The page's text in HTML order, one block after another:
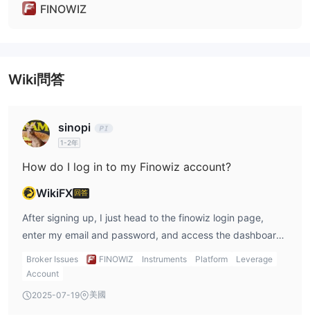
帳戶類型
和缺點。在這個比較中，我們將檢視FINOWIZ提供的微型帳戶、標
準帳戶和ECN帳戶。
ECN帳戶則為$2,500。如果您是初學者，可以考慮選擇最基本的微
型帳戶。但如果$100對您來說仍然太高，您可以選擇其他只需要
槓桿
或ECN帳戶的客戶可以享受最高1:500的槓桿比例，而標準帳戶則提
供最高1:400的槓桿比例。請記住，槓桿可以放大收益和損失，不建
議沒有經驗的交易者使用過高的槓桿。
點差和佣金
FINOWIZ
Wiki問答
sinopi
1-2年
How do I log in to my Finowiz account?
WikiFX 回答
After signing up, I just head to the finowiz login page,
enter my email and password, and access the dashboard.
From there, I could deposit, check PAMM traders, and
manage my account. It’s not fancy, but it works.
Broker Issues FINOWIZ Instruments Platform
Leverage
Account
2025-07-19 美國